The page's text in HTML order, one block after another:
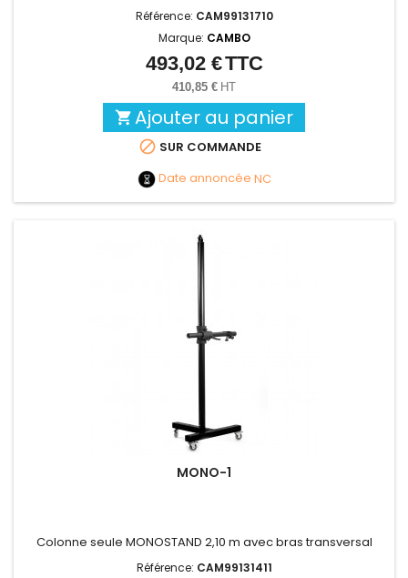
Référence: CAM99131710
Marque: CAMBO
Prix
493,02 €TTC
410,85 € HT
 Ajouter au panier
 SUR COMMANDE
Date annoncée NC
MONO-1
Colonne seule MONOSTAND 2,10 m avec bras transversal
Référence: CAM99131411